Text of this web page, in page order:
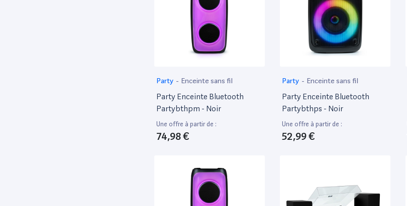
Party - Enceinte sans fil
Party Enceinte Bluetooth
Partybthpm - Noir
Une offre à partir de :
74,98 €
Party - Enceinte sans fil
Party Enceinte Bluetooth
Partybthps - Noir
Une offre à partir de :
52,99 €